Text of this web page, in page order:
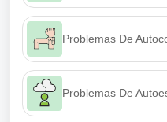
Problemas De
Problemas De